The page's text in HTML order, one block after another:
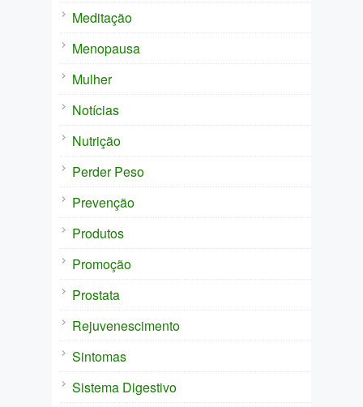
Meditação
Menopausa
Mulher
Notícias
Nutrição
Perder Peso
Prevenção
Produtos
Promoção
Prostata
Rejuvenescimento
Sintomas
Sistema Digestivo